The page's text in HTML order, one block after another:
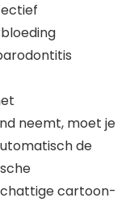
neemt, moet je
de
cartoon-